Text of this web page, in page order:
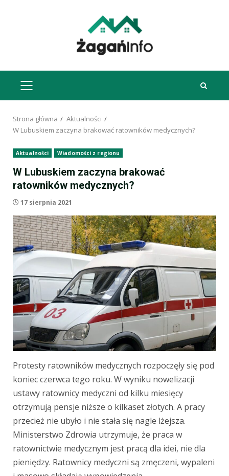
MENU
GŁÓWNE
Strona główna
Aktualności
W Lubuskiem zaczyna brakować ratowników medycznych?
Aktualności Wiadomości z regionu
W Lubuskiem zaczyna brakować
ratowników medycznych?
17 sierpnia 2021
Protesty ratowników medycznych rozpoczęły się pod
koniec czerwca tego roku. W wyniku nowelizacji
ustawy ratownicy medyczni od kilku miesięcy
otrzymują pensje niższe o kilkaset złotych. A pracy
przecież nie ubyło i nie stała się nagle lżejsza.
Ministerstwo Zdrowia utrzymuje, że praca w
ratownictwie medycznym jest pracą dla idei, nie dla
pieniędzy. Ratownicy medyczni są zmęczeni, wypaleni